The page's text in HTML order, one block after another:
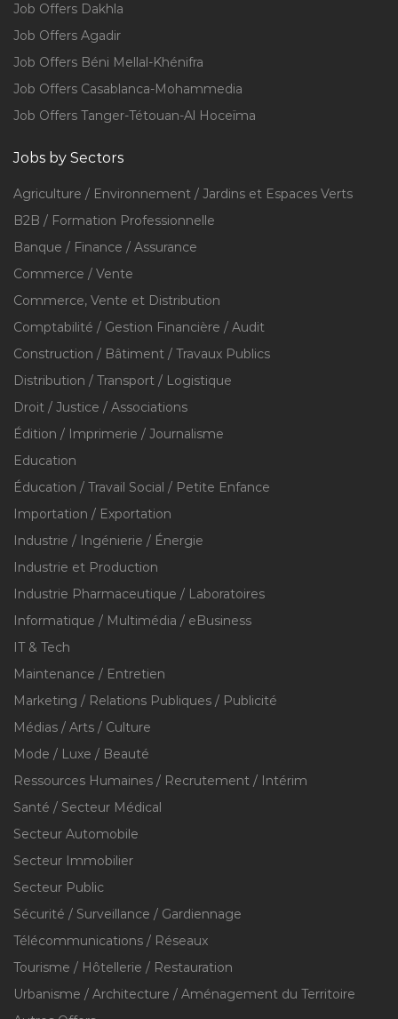
Job Offers Dakhla
Job Offers Agadir
Job Offers Béni Mellal-Khénifra
Job Offers Casablanca-Mohammedia
Job Offers Tanger-Tétouan-Al Hoceïma
Jobs by Sectors
Agriculture / Environnement / Jardins et Espaces Verts
B2B / Formation Professionnelle
Banque / Finance / Assurance
Commerce / Vente
Commerce, Vente et Distribution
Comptabilité / Gestion Financière / Audit
Construction / Bâtiment / Travaux Publics
Distribution / Transport / Logistique
Droit / Justice / Associations
Édition / Imprimerie / Journalisme
Education
Éducation / Travail Social / Petite Enfance
Importation / Exportation
Industrie / Ingénierie / Énergie
Industrie et Production
Industrie Pharmaceutique / Laboratoires
Informatique / Multimédia / eBusiness
IT & Tech
Maintenance / Entretien
Marketing / Relations Publiques / Publicité
Médias / Arts / Culture
Mode / Luxe / Beauté
Ressources Humaines / Recrutement / Intérim
Santé / Secteur Médical
Secteur Automobile
Secteur Immobilier
Secteur Public
Sécurité / Surveillance / Gardiennage
Télécommunications / Réseaux
Tourisme / Hôtellerie / Restauration
Urbanisme / Architecture / Aménagement du Territoire